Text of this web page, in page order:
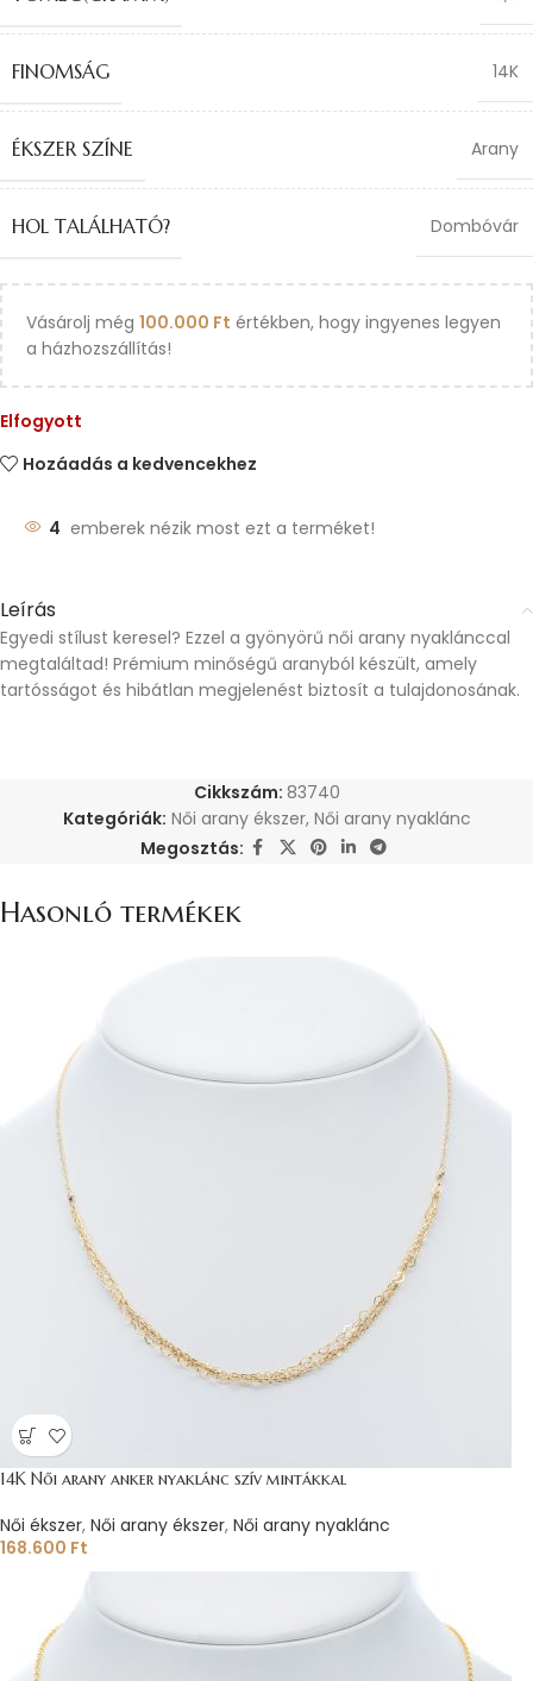
FINOMSÁG 14K
ÉKSZER SZÍNE Arany
HOL TALÁLHATÓ? Dombóvár
Vásárolj még 100.000 Ft értékben, hogy ingyenes legyen
a házhozszállítás!
Elfogyott
Hozáadás a kedvencekhez
4 emberek nézik most ezt a terméket!
Leírás
Egyedi stílust keresel? Ezzel a gyönyörű női arany nyaklánccal
megtaláltad! Prémium minőségű aranyból készült, amely
tartósságot és hibátlan megjelenést biztosít a tulajdonosának.
Cikkszám: 83740
Kategóriák: Női arany ékszer, Női arany nyaklánc
Megosztás:
Hasonló termékek
14K Női arany anker nyaklánc szív mintákkal
Női ékszer, Női arany ékszer, Női arany nyaklánc
168.600 Ft